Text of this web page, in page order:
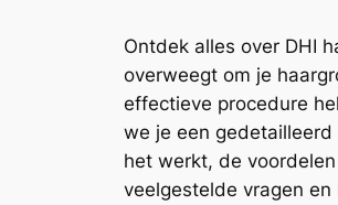
Ontdek alles over DHI
overweegt om je
effectieve procedure
we je een
het werkt, de
veelgestelde vragen